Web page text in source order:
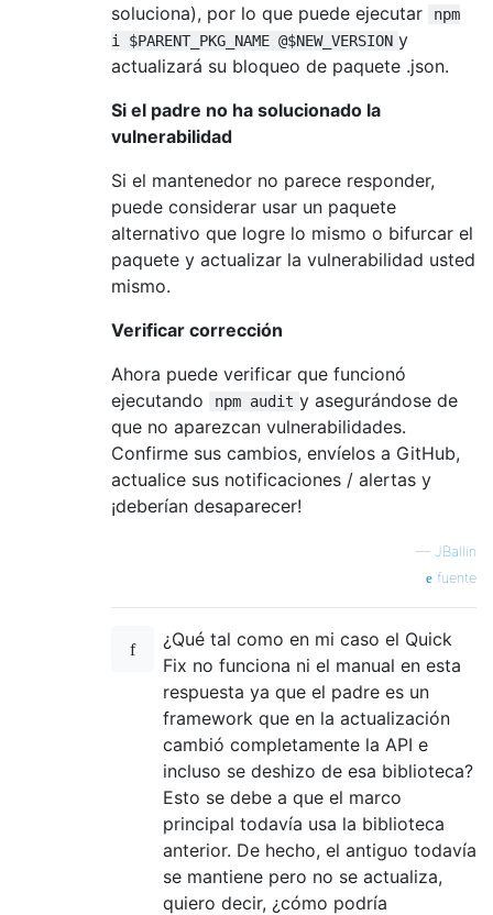
soluciona), por lo que puede ejecutar
npm
i $PARENT_PKG_NAME @$NEW_VERSION y
actualizará su bloqueo de paquete .json.
Si el padre no ha solucionado la
vulnerabilidad
Si el mantenedor no parece responder,
puede considerar usar un paquete
alternativo que logre lo mismo o bifurcar el
paquete y actualizar la vulnerabilidad usted
mismo.
Verificar corrección
Ahora puede verificar que funcionó
ejecutando
npm audit y asegurándose de
que no aparezcan vulnerabilidades.
Confirme sus cambios, envíelos a GitHub,
actualice sus notificaciones / alertas y
¡deberían desaparecer!
— JBallin
fuente
¿Qué tal como en mi caso el Quick
Fix no funciona ni el manual en esta
respuesta ya que el padre es un
framework que en la actualización
cambió completamente la API e
incluso se deshizo de esa biblioteca?
Esto se debe a que el marco
principal todavía usa la biblioteca
anterior. De hecho, el antiguo todavía
se mantiene pero no se actualiza,
quiero decir, ¿cómo podría